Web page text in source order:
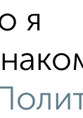
недалеко
я